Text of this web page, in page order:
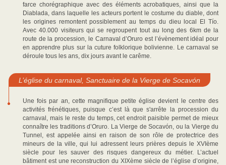
farce chorégraphique avec des éléments acrobatiques, ainsi que la
Diablada, dans laquelle les acteurs portent le costume du diable, dont
les origines remontent possiblement au temps du dieu local El Tío.
Avec 40.000 visiteurs qui se regroupent tout au long des 6km de la
route de la procession, le Carnaval d’Oruro est l’évènement idéal pour
en apprendre plus sur la cuture folklorique bolivienne. Le carnaval se
déroule tous les ans, dix jours avant le carême.
L’église du carnaval, Sanctuaire de la Vierge de Socavón
Une fois par an, cette magnifique petite église devient le centre des
activités frénétiques, puisque c’est là que s'arrête la procession du
carnaval, mais le reste du temps, cet endroit paisible permet de mieux
connaître les traditions d’Oruro. La Vierge de Socavón, ou la Vierge du
Tunnel, est appelée ainsi en raison de son rôle de protectrice des
mineurs de la ville, qui lui adressent leurs prières depuis le XVIème
siècle pour les sauver des risques dangereux du métier. L’actuel
bâtiment est une reconstruction du XIXème siècle de l’église d’origine,